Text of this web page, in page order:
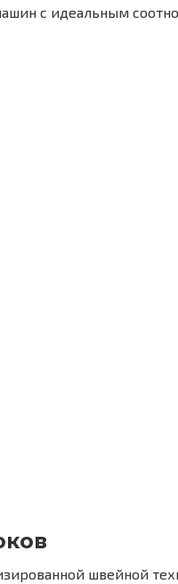
с идеальным
швейной